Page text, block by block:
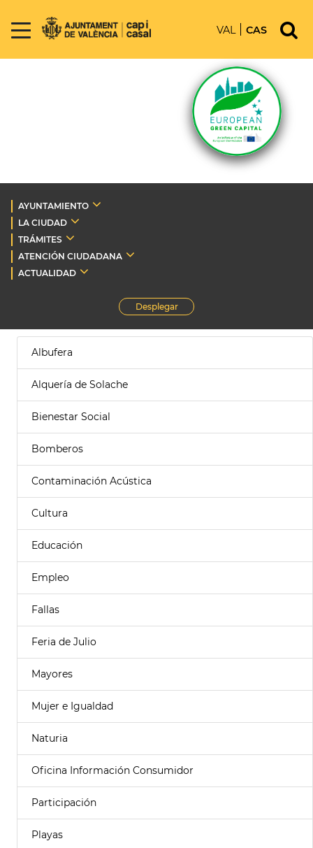
VAL CAS
AYUNTAMIENTO
LA CIUDAD
TRÁMITES
ATENCIÓN CIUDADANA
ACTUALIDAD
Desplegar
Albufera
Alquería de Solache
Bienestar Social
Bomberos
Contaminación Acústica
Cultura
Educación
Empleo
Fallas
Feria de Julio
Mayores
Mujer e Igualdad
Naturia
Oficina Información Consumidor
Participación
Playas